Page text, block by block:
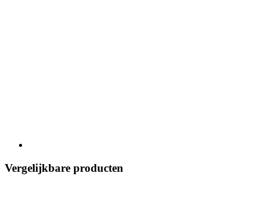
Vergelijkbare producten